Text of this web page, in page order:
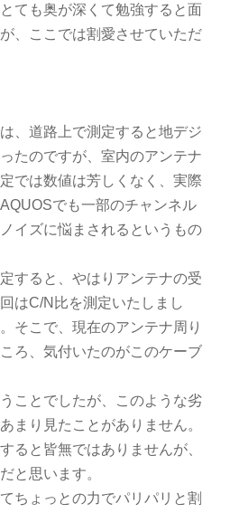
ても奥が深くて勉強すると面
、ここでは割愛させていただ
、道路上で測定すると地デジ
たのですが、室内のアンテナ
では数値は芳しくなく、実際
でも一部のチャンネル
イズに悩まされるというもの
すると、やはりアンテナの受
はC/N比を測定いたしまし
そこで、現在のアンテナ周り
ろ、気付いたのがこのケーブ
ことでしたが、このような劣
まり見たことがありません。
ると皆無ではありませんが、
と思います。
ちょっとの力でパリパリと割